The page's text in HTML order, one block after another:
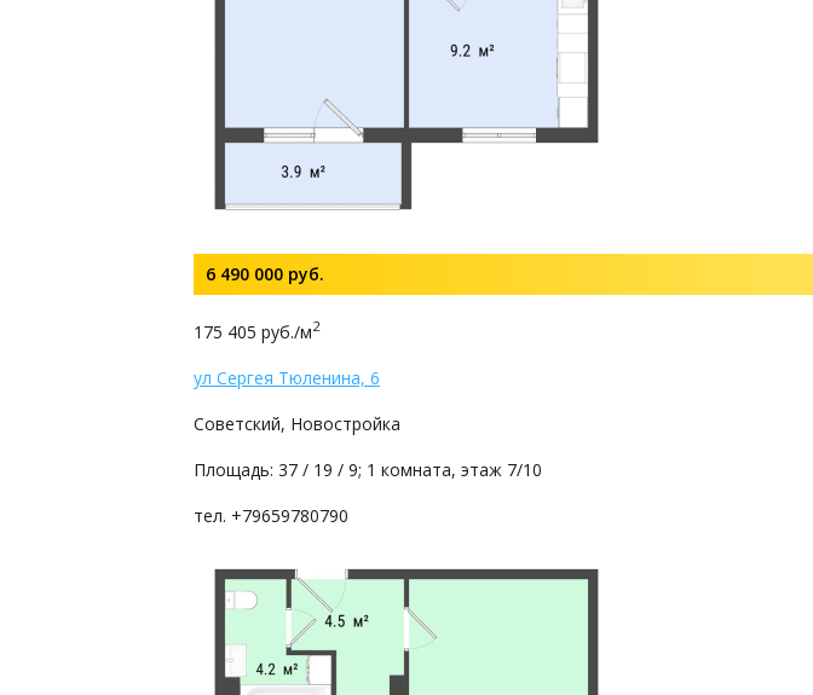
6 490 000 руб.
175 405 руб./м2
ул Сергея Тюленина, 6
Советский, Новостройка
Площадь: 37 / 19 / 9; 1 комната, этаж 7/10
тел. +79659780790